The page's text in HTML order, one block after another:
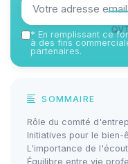
* En remplissant ce
à des fins
partenaires.
SOMMAIRE
Rôle du comité
Initiatives pour le bien-
L'importance de
Équilibre entre vie